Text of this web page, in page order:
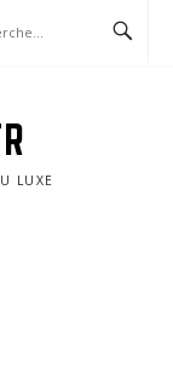
LUXE